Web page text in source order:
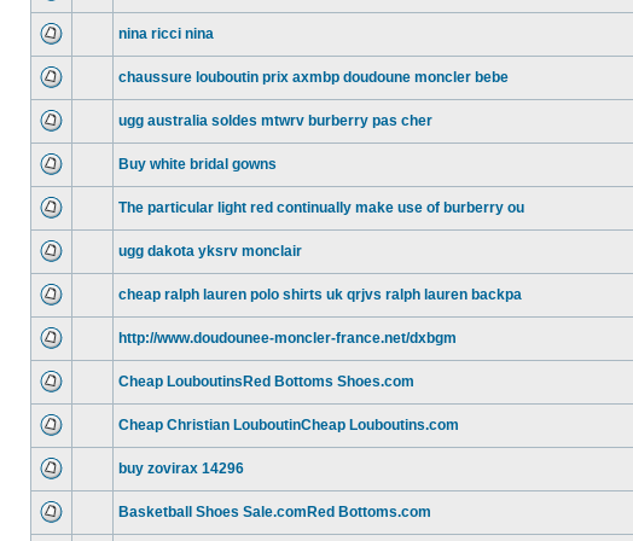
nina ricci nina
chaussure louboutin prix axmbp doudoune moncler bebe
ugg australia soldes mtwrv burberry pas cher
Buy white bridal gowns
The particular light red continually make use of burberry ou
ugg dakota yksrv monclair
cheap ralph lauren polo shirts uk qrjvs ralph lauren backpa
http://www.doudounee-moncler-france.net/dxbgm
Cheap LouboutinsRed Bottoms Shoes.com
Cheap Christian LouboutinCheap Louboutins.com
buy zovirax 14296
Basketball Shoes Sale.comRed Bottoms.com